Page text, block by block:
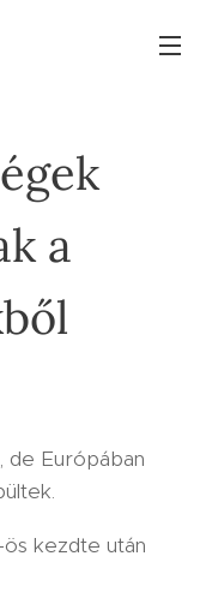
a
de Európában
ös kezdte után